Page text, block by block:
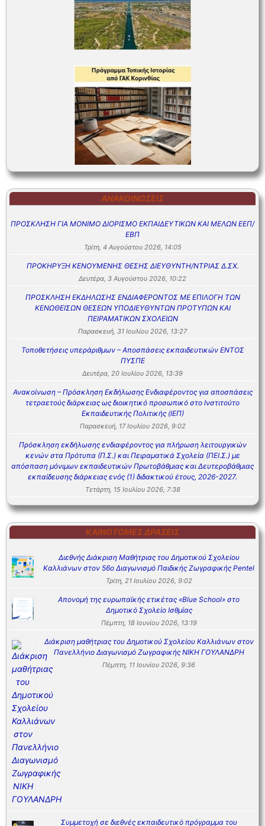
ΑΝΑΚΟΙΝΏΣΕΙΣ
ΠΡΟΣΚΛΗΣΗ ΓΙΑ ΜΟΝΙΜΟ ΔΙΟΡΙΣΜΟ ΕΚΠΑΙΔΕΥΤΙΚΩΝ ΚΑΙ ΜΕΛΩΝ ΕΕΠ/
ΕΒΠ
Τρίτη, 4 Αυγούστου 2026, 14:05
ΠΡΟΚΗΡΥΞΗ ΚΕΝΟΥΜΕΝΗΣ ΘΕΣΗΣ ΔΙΕΥΘΥΝΤΗ/ΝΤΡΙΑΣ Δ.ΣΧ.
Δευτέρα, 3 Αυγούστου 2026, 10:22
ΠΡΟΣΚΛΗΣΗ ΕΚΔΗΛΩΣΗΣ ΕΝΔΙΑΦΕΡΟΝΤΟΣ ΜΕ ΕΠΙΛΟΓΗ ΤΩΝ
ΚΕΝΩΘΕΙΣΩΝ ΘΕΣΕΩΝ ΥΠΟΔΙΕΥΘΥΝΤΩΝ ΠΡΟΤΥΠΩΝ ΚΑΙ
ΠΕΙΡΑΜΑΤΙΚΩΝ ΣΧΟΛΕΙΩΝ
Παρασκευή, 31 Ιουλίου 2026, 13:27
Τοποθετήσεις υπεράριθμων – Αποσπάσεις εκπαιδευτικών ΕΝΤΟΣ
ΠΥΣΠΕ
Δευτέρα, 20 Ιουλίου 2026, 13:39
Ανακοίνωση – Πρόσκληση Εκδήλωσης Ενδιαφέροντος για αποσπάσεις
τετραετούς διάρκειας ως διοικητικό προσωπικό στο Ινστιτούτο
Εκπαιδευτικής Πολιτικής (ΙΕΠ)
Παρασκευή, 17 Ιουλίου 2026, 9:02
Πρόσκληση εκδήλωσης ενδιαφέροντος για πλήρωση λειτουργικών
κενών στα Πρότυπα (Π.Σ.) και Πειραματικά Σχολεία (ΠΕΙ.Σ.) με
απόσπαση μόνιμων εκπαιδευτικών Πρωτοβάθμιας και Δευτεροβάθμιας
εκπαίδευσης διάρκειας ενός (1) διδακτικού έτους, 2026-2027.
Τετάρτη, 15 Ιουλίου 2026, 7:38
ΚΑΙΝΟΤΌΜΕΣ ΔΡΆΣΕΙΣ
Διεθνής Διάκριση Μαθήτριας του Δημοτικού Σχολείου
Καλλιάνων στον 56ο Διαγωνισμό Παιδικής Ζωγραφικής Pentel
Τρίτη, 21 Ιουλίου 2026, 9:02
Απονομή της ευρωπαϊκής ετικέτας «Blue School» στο
Δημοτικό Σχολείο Ισθμίας
Πέμπτη, 18 Ιουνίου 2026, 13:19
Διάκριση μαθήτριας του Δημοτικού Σχολείου Καλλιάνων στον
Πανελλήνιο Διαγωνισμό Ζωγραφικής ΝΙΚΗ ΓΟΥΛΑΝΔΡΗ
Πέμπτη, 11 Ιουνίου 2026, 9:36
Συμμετοχή σε διεθνές εκπαιδευτικό πρόγραμμα του